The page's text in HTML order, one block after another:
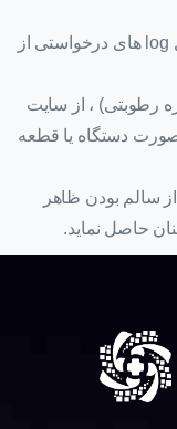
جهت تکمیل فرایند گارانتی، ارائه و ارسال log های درخواستی از
رطوبتی) ، از سایت
دستگاه یا قطعه
سالم بودن ظاهر
حاصل نماید.